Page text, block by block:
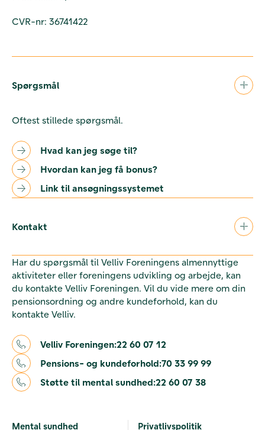
CVR-nr: 36741422
Spørgsmål
Oftest stillede spørgsmål.
Hvad kan jeg søge til?
Hvordan kan jeg få bonus?
Link til ansøgningssystemet
Kontakt
Har du spørgsmål til Velliv Foreningens almennyttige
aktiviteter eller foreningens udvikling og arbejde, kan
du kontakte Velliv Foreningen. Vil du vide mere om din
pensionsordning og andre kundeforhold, kan du
kontakte Velliv.
Velliv Foreningen:22 60 07 12
Pensions- og kundeforhold:70 33 99 99
Støtte til mental sundhed:22 60 07 38
Mental sundhed Privatlivspolitik